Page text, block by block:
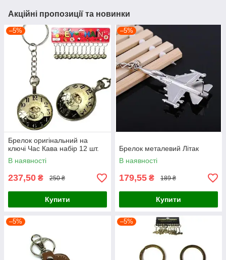
Акційні пропозиції та новинки
–5%
Брелок оригінальний на
ключі Час Кава набір 12 шт.
В наявності
237,50 ₴ 250 ₴
Купити
–5%
Брелок металевий Літак
В наявності
179,55 ₴ 189 ₴
Купити
–5% –5%